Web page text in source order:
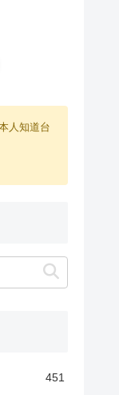
人知道台
451